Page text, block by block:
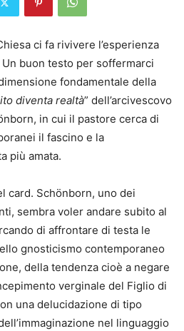
ci fa rivivere l’esperienza
buon testo per soffermarci
fondamentale della
diventa realtà” dell’arcivescovo
in cui il pastore cerca di
il fascino e la
più amata.
card. Schönborn, uno dei
sembra voler andare subito al
di affrontare di testa le
gnosticismo contemporaneo
della tendenza cioè a negare
verginale del Figlio di
una delucidazione di tipo
nel linguaggio